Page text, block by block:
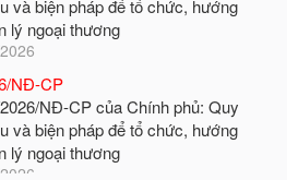
NĐ-CP
NĐ-CP của Chính phủ: Quy
và biện pháp để tổ chức, hướng
ngoại thương
TT-BTC
TT-BTC của Bộ Tài chính: Bãi